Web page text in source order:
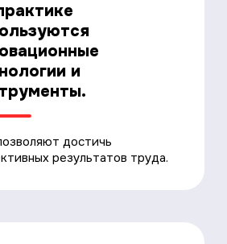
и
достичь
результатов труда.